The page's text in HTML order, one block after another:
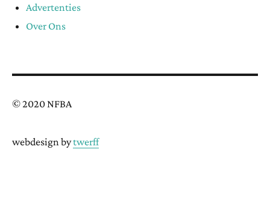
Advertenties
Over Ons
© 2020 NFBA
webdesign bytwerff